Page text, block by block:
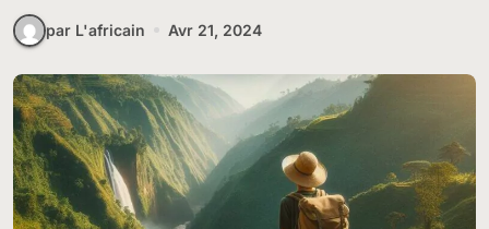
par L'africain Avr 21, 2024